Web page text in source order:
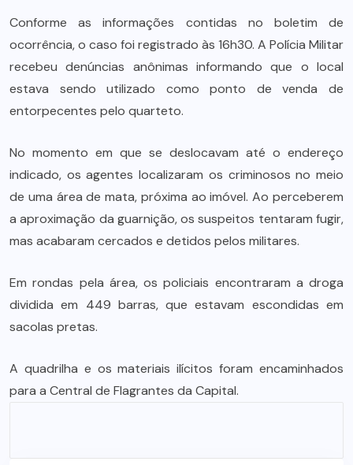
Conforme as informações contidas no boletim de
ocorrência, o caso foi registrado às 16h30. A Polícia Militar
recebeu denúncias anônimas informando que o local
estava sendo utilizado como ponto de venda de
entorpecentes pelo quarteto.
No momento em que se deslocavam até o endereço
indicado, os agentes localizaram os criminosos no meio
de uma área de mata, próxima ao imóvel. Ao perceberem
a aproximação da guarnição, os suspeitos tentaram fugir,
mas acabaram cercados e detidos pelos militares.
Em rondas pela área, os policiais encontraram a droga
dividida em 449 barras, que estavam escondidas em
sacolas pretas.
A quadrilha e os materiais ilícitos foram encaminhados
para a Central de Flagrantes da Capital.